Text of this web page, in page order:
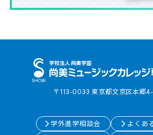
〒113-0033 東京都⽂京区本郷
学外進学相談会
よくあ